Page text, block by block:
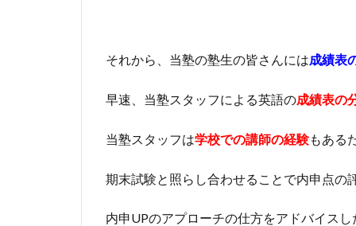
それから、当塾の塾生の皆さんには成績表
早速、当塾スタッフによる英語の成績表の
当塾スタッフは学校での講師の経験もある
期末試験と照らし合わせることで内申点の
内申UPのアプローチの仕方をアドバイス